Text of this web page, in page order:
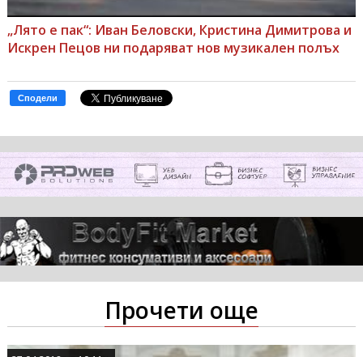
„Лято е пак“: Иван Беловски, Кристина Димитрова и
Искрен Пецов ни подаряват нов музикален полъх
Сподели
Прочети още